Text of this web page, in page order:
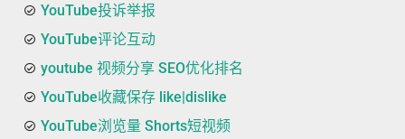
YouTube投诉举报
YouTube评论互动
youtube 视频分享 SEO优化排名
YouTube收藏保存 like|dislike
YouTube浏览量 Shorts短视频